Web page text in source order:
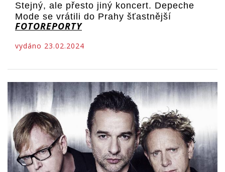
Stejný, ale přesto jiný koncert. Depeche
Mode se vrátili do Prahy šťastnější
FOTOREPORTY
vydáno 23.02.2024